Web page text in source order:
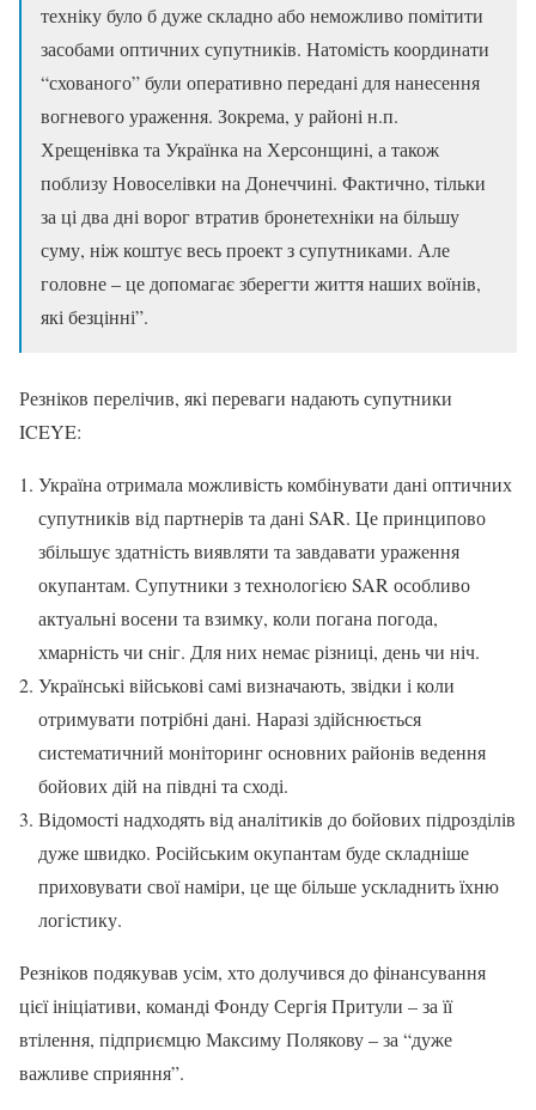
техніку було б дуже складно або неможливо помітити
засобами оптичних супутників. Натомість координати
“схованого” були оперативно передані для нанесення
вогневого ураження. Зокрема, у районі н.п.
Хрещенівка та Українка на Херсонщині, а також
поблизу Новоселівки на Донеччині. Фактично, тільки
за ці два дні ворог втратив бронетехніки на більшу
суму, ніж коштує весь проект з супутниками. Але
головне – це допомагає зберегти життя наших воїнів,
які безцінні”.
Резніков перелічив, які переваги надають супутники
ICEYE:
Україна отримала можливість комбінувати дані оптичних
супутників від партнерів та дані SAR. Це принципово
збільшує здатність виявляти та завдавати ураження
окупантам. Супутники з технологією SAR особливо
актуальні восени та взимку, коли погана погода,
хмарність чи сніг. Для них немає різниці, день чи ніч.
Українські військові самі визначають, звідки і коли
отримувати потрібні дані. Наразі здійснюється
систематичний моніторинг основних районів ведення
бойових дій на півдні та сході.
Відомості надходять від аналітиків до бойових підрозділів
дуже швидко. Російським окупантам буде складніше
приховувати свої наміри, це ще більше ускладнить їхню
логістику.
Резніков подякував усім, хто долучився до фінансування
цієї ініціативи, команді Фонду Сергія Притули – за її
втілення, підприємцю Максиму Полякову – за “дуже
важливе сприяння”.